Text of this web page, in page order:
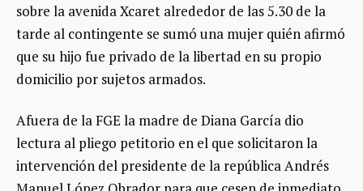
sobre la avenida Xcaret alrededor de las 5.30 de la
tarde al contingente se sumó una mujer quién afirmó
que su hijo fue privado de la libertad en su propio
domicilio por sujetos armados.
Afuera de la FGE la madre de Diana García dio
lectura al pliego petitorio en el que solicitaron la
intervención del presidente de la república Andrés